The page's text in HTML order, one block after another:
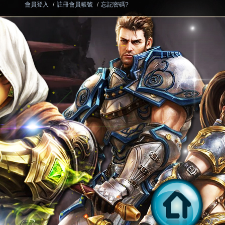
會員登入 / 註冊會員帳號 / 忘記密碼?